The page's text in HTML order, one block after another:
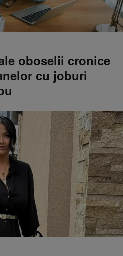
oboselii cronice
cu joburi